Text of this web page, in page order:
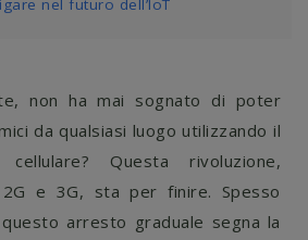
nel futuro dell’IoT
non ha mai sognato di poter
da qualsiasi luogo utilizzando il
Questa rivoluzione,
e 3G, sta per finire. Spesso
questo arresto graduale segna la